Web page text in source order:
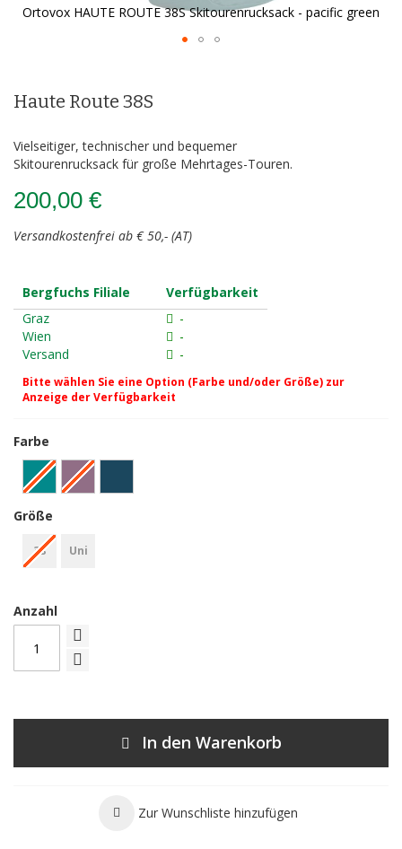
Ortovox HAUTE ROUTE 38S Skitourenrucksack - pacific green
der
Haute Route 38S
Vielseitiger, technischer und bequemer
Skitourenrucksack für große Mehrtages-Touren.
200,00 €
Versandkostenfrei ab € 50,- (AT)
Bergfuchs Filiale
Verfügbarkeit
Graz
-
Wien
-
Versand
-
Bitte wählen Sie eine Option (Farbe und/oder Größe) zur
Anzeige der Verfügbarkeit
Farbe
Größe
38 Uni
Anzahl
In den Warenkorb
Zur Wunschliste hinzufügen